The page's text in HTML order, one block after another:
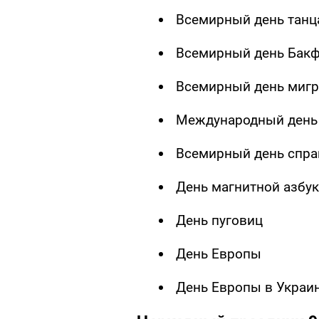
Всемирный день
Всемирный день
Всемирный день
Международный
Всемирный день
День магнитной
День пуговиц
День Европы
День Европы в